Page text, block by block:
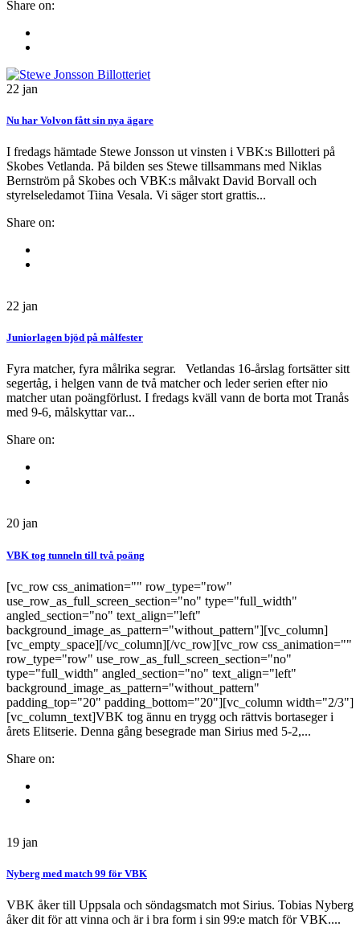
Share on:
22 jan
Nu har Volvon fått sin nya ägare
I fredags hämtade Stewe Jonsson ut vinsten i VBK:s Billotteri på
Skobes Vetlanda. På bilden ses Stewe tillsammans med Niklas
Bernström på Skobes och VBK:s målvakt David Borvall och
styrelseledamot Tiina Vesala. Vi säger stort grattis...
Share on:
22 jan
Juniorlagen bjöd på målfester
Fyra matcher, fyra målrika segrar. Vetlandas 16-årslag fortsätter sitt
segertåg, i helgen vann de två matcher och leder serien efter nio
matcher utan poängförlust. I fredags kväll vann de borta mot Tranås
med 9-6, målskyttar var...
Share on:
20 jan
VBK tog tunneln till två poäng
[vc_row css_animation="" row_type="row"
use_row_as_full_screen_section="no" type="full_width"
angled_section="no" text_align="left"
background_image_as_pattern="without_pattern"][vc_column]
[vc_empty_space][/vc_column][/vc_row][vc_row css_animation=""
row_type="row" use_row_as_full_screen_section="no"
type="full_width" angled_section="no" text_align="left"
background_image_as_pattern="without_pattern"
padding_top="20" padding_bottom="20"][vc_column width="2/3"]
[vc_column_text]VBK tog ännu en trygg och rättvis bortaseger i
årets Elitserie. Denna gång besegrade man Sirius med 5-2,...
Share on:
19 jan
Nyberg med match 99 för VBK
VBK åker till Uppsala och söndagsmatch mot Sirius. Tobias Nyberg
åker dit för att vinna och är i bra form i sin 99:e match för VBK....